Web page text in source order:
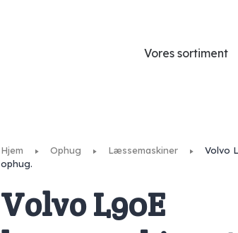
Vores sortiment
Hjem Ophug Læssemaskiner
Volvo
ophug.
Volvo L90E